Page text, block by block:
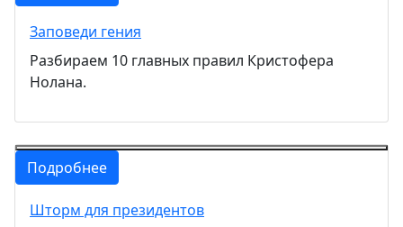
Заповеди гения
Разбираем 10 главных правил Кристофера
Нолана.
Подробнее
Шторм для президентов